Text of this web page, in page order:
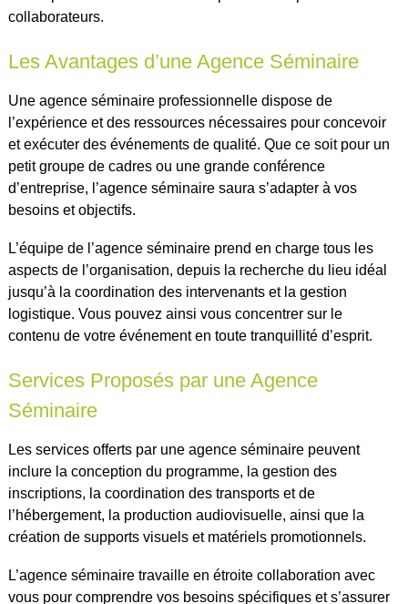
collaborateurs.
Les Avantages d’une Agence Séminaire
Une agence séminaire professionnelle dispose de
l’expérience et des ressources nécessaires pour concevoir
et exécuter des événements de qualité. Que ce soit pour un
petit groupe de cadres ou une grande conférence
d’entreprise, l’agence séminaire saura s’adapter à vos
besoins et objectifs.
L’équipe de l’agence séminaire prend en charge tous les
aspects de l’organisation, depuis la recherche du lieu idéal
jusqu’à la coordination des intervenants et la gestion
logistique. Vous pouvez ainsi vous concentrer sur le
contenu de votre événement en toute tranquillité d’esprit.
Services Proposés par une Agence
Séminaire
Les services offerts par une agence séminaire peuvent
inclure la conception du programme, la gestion des
inscriptions, la coordination des transports et de
l’hébergement, la production audiovisuelle, ainsi que la
création de supports visuels et matériels promotionnels.
L’agence séminaire travaille en étroite collaboration avec
vous pour comprendre vos besoins spécifiques et s’assurer